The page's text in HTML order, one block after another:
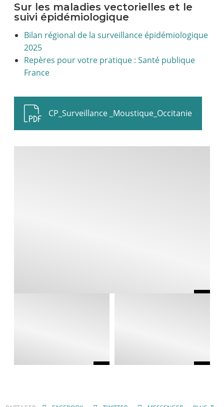
Sur les maladies vectorielles et le
suivi épidémiologique
Bilan régional de la surveillance épidémiologique
2025
Repères pour votre pratique : Santé publique
France
CP_Surveillance _Moustique_Occitanie